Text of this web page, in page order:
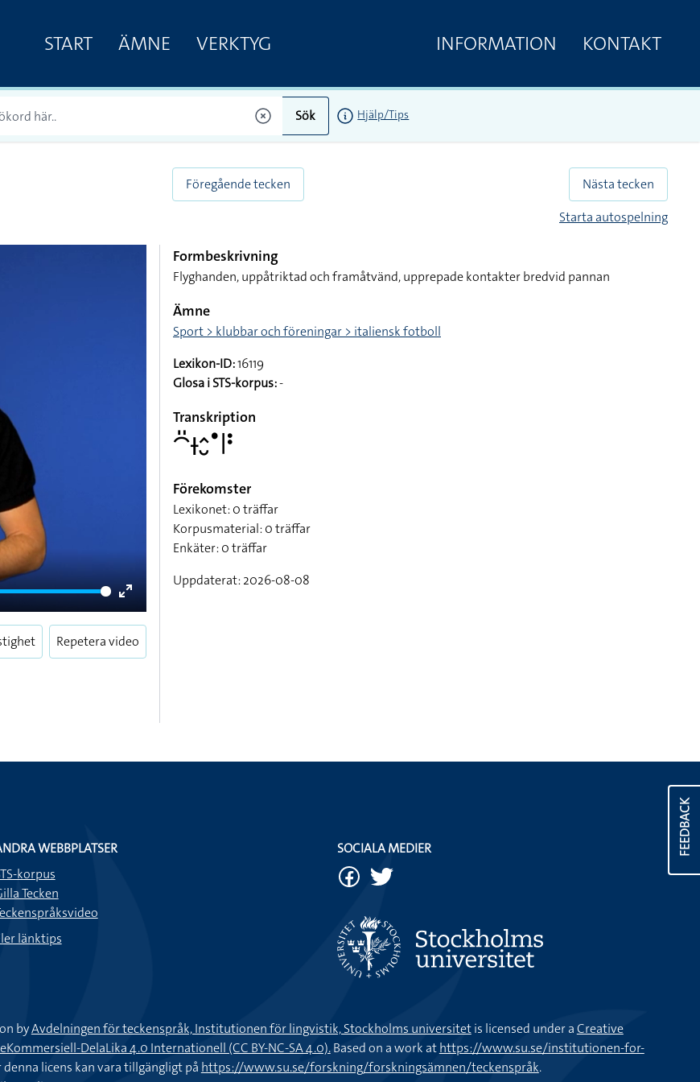
START ÄMNE VERKTYG INFORMATION KONTAKT
Sök Hjälp/Tips
Föregående tecken
Nästa tecken
Starta autospelning
Enter
fullscreen
Repetera video
Formbeskrivning
Flyghanden, uppåtriktad och framåtvänd, upprepade kontakter bredvid pannan
Ämne
Sport > klubbar och föreningar > italiensk fotboll
Lexikon-ID:16119
Glosa i STS-korpus:-
Transkription
􌤃􌤺􌥑􌤵􌤷􌤟􌥼􌥻
Förekomster
Lexikonet: 0 träffar
Korpusmaterial: 0 träffar
Enkäter: 0 träffar
Uppdaterat: 2026-08-08
FEEDBACK
WEBBPLATSER
korpus
Tecken
länktips
SOCIALA MEDIER
byAvdelningen för teckenspråk, Institutionen för lingvistik, Stockholms universitetis licensed under aCreative
DelaLika 4.0 Internationell (CC BY-NC-SA 4.0).Based on a work athttps://www.su.se/institutionen-for-
licens kan vara tillgängligt på https://www.su.se/forskning/forskningsämnen/teckenspråk.